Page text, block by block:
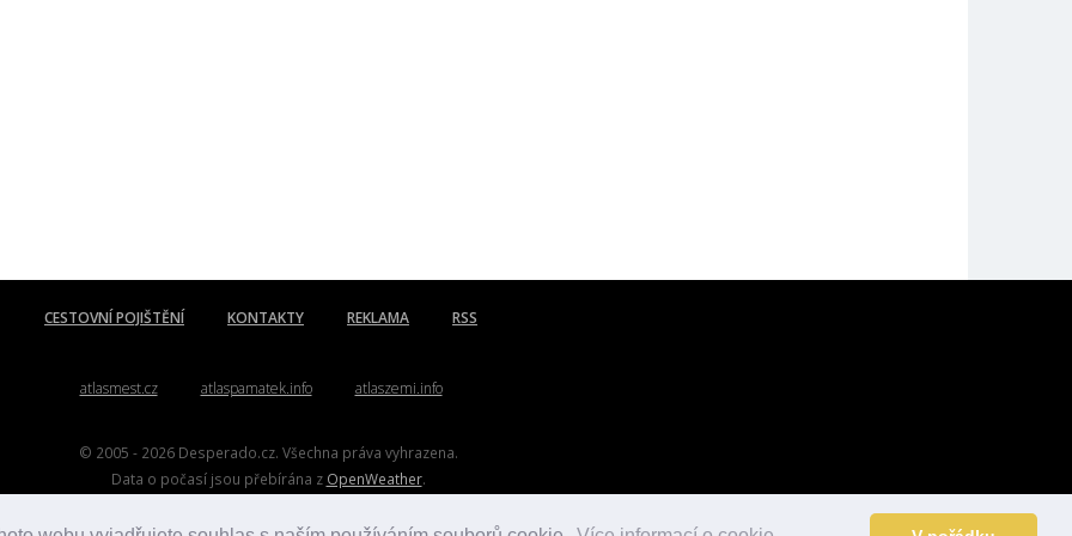
CESTOVNÍ POJIŠTĚNÍ KONTAKTY REKLAMA RSS
atlasmest.cz atlaspamatek.info atlaszemi.info
© 2005 - 2026 Desperado.cz. Všechna práva vyhrazena.
Data o počasí jsou přebírána z OpenWeather.